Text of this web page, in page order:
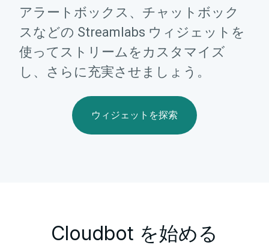
アラートボックス、チャットボック
スなどの Streamlabs ウィジェットを
使ってストリームをカスタマイズ
し、さらに充実させましょう。
ウィジェットを探索
Cloudbot を始める